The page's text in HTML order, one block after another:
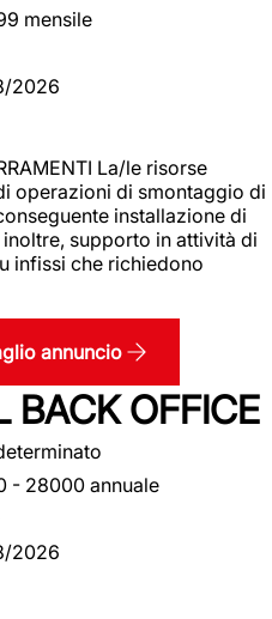
mensile
2026
La/le risorse
operazioni di smontaggio di
installazione di
supporto in attività di
infissi che richiedono
annuncio
BACK OFFICE
- 28000 annuale
2026